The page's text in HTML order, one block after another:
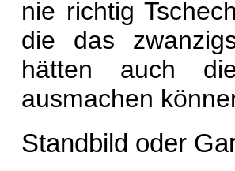
nie richtig
die das
hätten auch
ausmachen
Standbild oder